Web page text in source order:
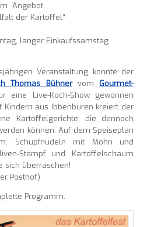
Angebot
der Kartoffel“
langer Einkaufssamstag
Veranstaltung konnte der
Thomas BühnervomGourmet-
eine Live-Koch-Show gewonnen
aus Ibbenbüren kreiert der
Kartoffelgerichte, die dennoch
können. Auf dem Speiseplan
Schupfnudeln mit Mohn und
Stampf und Kartoffelschaum
sich überraschen!
Posthof)
Programm.